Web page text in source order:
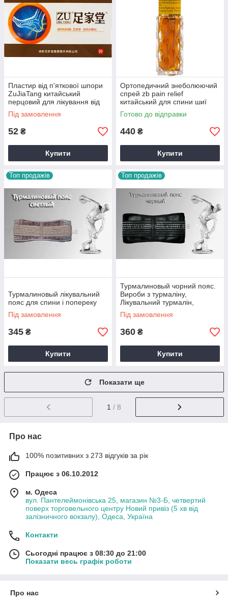
Пластир від п'яткової шпори
ZuJiaTang китайський
перцовий для лікування від
шпор на п'яті
Під замовлення
52 ₴
Купити
Ортопедичний знеболюючий
спрей zb pain relief
китайський для спини шиї
для суглобів в аптеці
Готово до відправки
440 ₴
Купити
Топ продажів
Турмалиновый лікувальний
пояс для спини і попереку
Під замовлення
345 ₴
Купити
Топ продажів
Турмалиновый чорний пояс.
Вироби з турмаліну,
Лікувальний турмалін,
Лікування турмаліном
Під замовлення
360 ₴
Купити
Показати ще
1 / 8
Про нас
100% позитивних з 273 відгуків за рік
Працює з 06.10.2012
м. Одеса
вул. Пантелеймонівська 25, магазин №3-Б, четвертий
поверх торговельного центру Новий привіз (5 хв від
залізничного вокзалу), Одеса, Україна
Контакти
Сьогодні працює з 08:30 до 21:00
Показати весь графік роботи
Про нас